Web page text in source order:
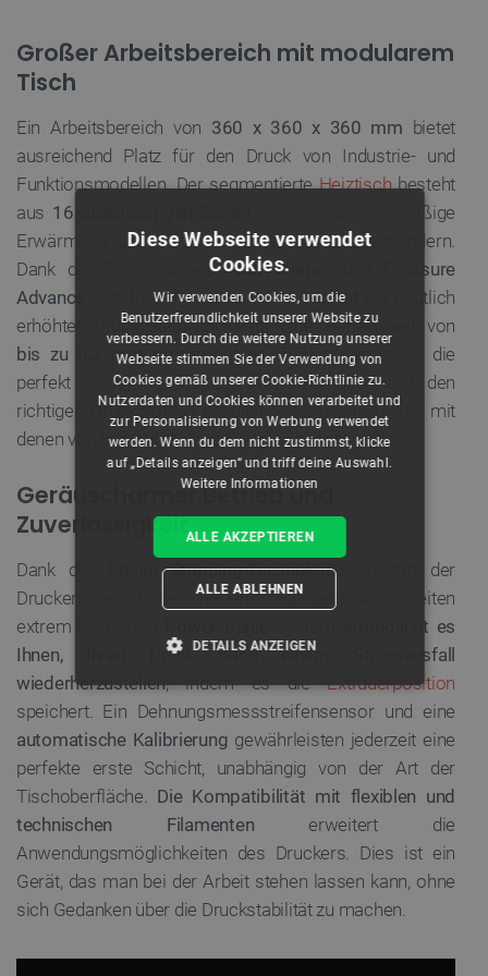
Großer Arbeitsbereich mit modularem
Tisch
Ein Arbeitsbereich von 360 x 360 x 360 mm bietet
ausreichend Platz für den Druck von Industrie- und
Funktionsmodellen. Der segmentierteHeiztischbesteht
aus 16 unabhängigen Zonen
, die eine ungleichmäßige
Erwärmung und Verformung der Modelle verhindern.
Dank der TechnologienInput Shaper
Pressure
Advance
bietet der Prusa XL hohe Qualität bei deutlich
erhöhter Druckgeschwindigkeit. Eine Genauigkeit von
bis zu 0,2 mmermöglicht es, Teile zu erstellen, die
perfekt zusammenpassen. In Kombination mit den
richtigen Druckprofilen erzielen Sie Ergebnisse, die mit
denen von Industrieanlagen vergleichbar sind.
Geräuscharmer Betrieb und
Zuverlässigkeit
Dank der Phase Stepping-Technologie
arbeitet der
Drucker selbst bei hohen Druckgeschwindigkeiten
extrem leise. Das
ermöglicht es
Ihnen, Ihren Druck nach einem Stromausfall
wiederherzustellen, indem es dieExtruderposition
speichert. Ein Dehnungsmessstreifensensor und eine
automatische Kalibrierung gewährleisten jederzeit eine
perfekte erste Schicht, unabhängig von der Art der
Tischoberfläche. Die Kompatibilität mit flexiblen und
technischen Filamenten erweitert die
Anwendungsmöglichkeiten des Druckers. Dies ist ein
Gerät, das man bei der Arbeit stehen lassen kann, ohne
sich Gedanken über die Druckstabilität zu machen.
Diese Webseite verwendet
Cookies.
Wir verwenden Cookies, um die
Benutzerfreundlichkeit unserer Website zu
verbessern. Durch die weitere Nutzung unserer
Webseite stimmen Sie der Verwendung von
Cookies gemäß unserer Cookie-Richtlinie zu.
Nutzerdaten und Cookies können verarbeitet und
zur Personalisierung von Werbung verwendet
werden. Wenn du dem nicht zustimmst, klicke
auf „Details anzeigen“ und triff deine Auswahl.
Weitere Informationen
ALLE AKZEPTIEREN
ALLE ABLEHNEN
DETAILS ANZEIGEN
UNBEDINGT ERFORDERLICH
PERFORMANCE
TARGETING
FUNKTIONALITÄT